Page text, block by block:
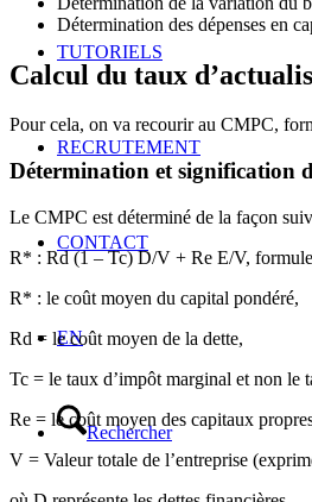
TUTORIELS
RECRUTEMENT
CONTACT
EN
Rechercher
Détermination des dépenses en
Calcul du taux
Pour cela, on va recourir au CMPC,
Détermination et signification
Le CMPC est déterminé de la façon
R* : Rd (1 – Tc) D/V + Re E/V,
R* : le coût moyen du capital pondéré,
Rd = le coût moyen de la dette,
Tc = le taux d’impôt marginal et non le
Re = le coût moyen des capitaux
V = Valeur totale de l’entreprise